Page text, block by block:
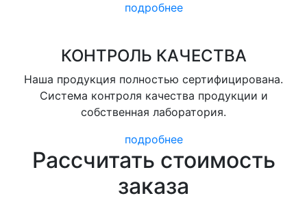
подробнее
КОНТРОЛЬ КАЧЕСТВА
Наша продукция полностью сертифицирована.
Система контроля качества продукции и
собственная лаборатория.
подробнее
Рассчитать стоимость
заказа